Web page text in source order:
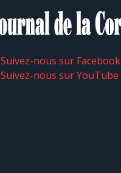
Suivez-nous sur Facebook
Suivez-nous sur YouTube